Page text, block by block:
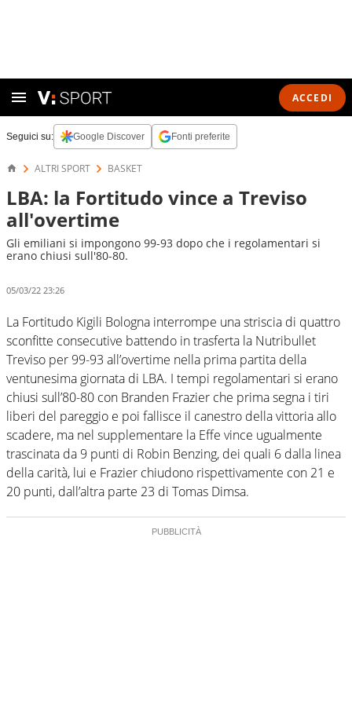
ACCEDI
Seguici su: Google Discover Fonti preferite
ALTRI SPORT BASKET
LBA: la Fortitudo vince a Treviso
all'overtime
Gli emiliani si impongono 99-93 dopo che i regolamentari si
erano chiusi sull'80-80.
05/03/22 23:26
La Fortitudo Kigili Bologna interrompe una striscia di quattro
sconfitte consecutive battendo in trasferta la Nutribullet
Treviso per 99-93 all’overtime nella prima partita della
ventunesima giornata di LBA. I tempi regolamentari si erano
chiusi sull’80-80 con Branden Frazier che prima segna i tiri
liberi del pareggio e poi fallisce il canestro della vittoria allo
scadere, ma nel supplementare la Effe vince ugualmente
trascinata da 9 punti di Robin Benzing, dei quali 6 dalla linea
della carità, lui e Frazier chiudono rispettivamente con 21 e
20 punti, dall’altra parte 23 di Tomas Dimsa.